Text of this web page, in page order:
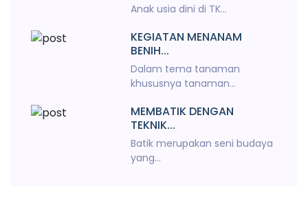
Anak usia dini di TK...
KEGIATAN MENANAM
BENIH...
Dalam tema tanaman
khususnya tanaman...
MEMBATIK DENGAN
TEKNIK...
Batik merupakan seni budaya
yang...